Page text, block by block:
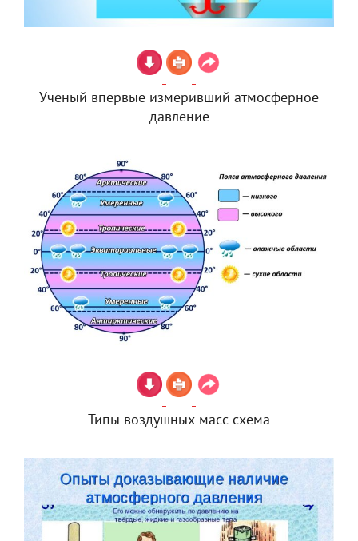
Ученый впервые измеривший атмосферное
давление
Типы воздушных масс схема